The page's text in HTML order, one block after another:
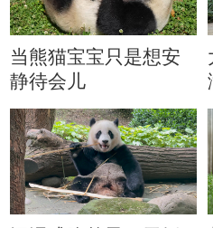
当熊猫宝宝只是想安
静待会儿